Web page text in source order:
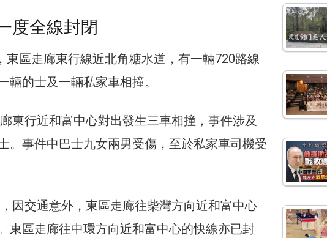
度全線封閉
東區走廊東行線近北角糖水道，有一輛720路線
輛的士及一輛私家車相撞。
東行近和富中心對出發生三車相撞，事件涉及
。事件中巴士九女兩男受傷，至於私家車司機受
因交通意外，東區走廊往柴灣方向近和富中心
東區走廊往中環方向近和富中心的快線亦已封